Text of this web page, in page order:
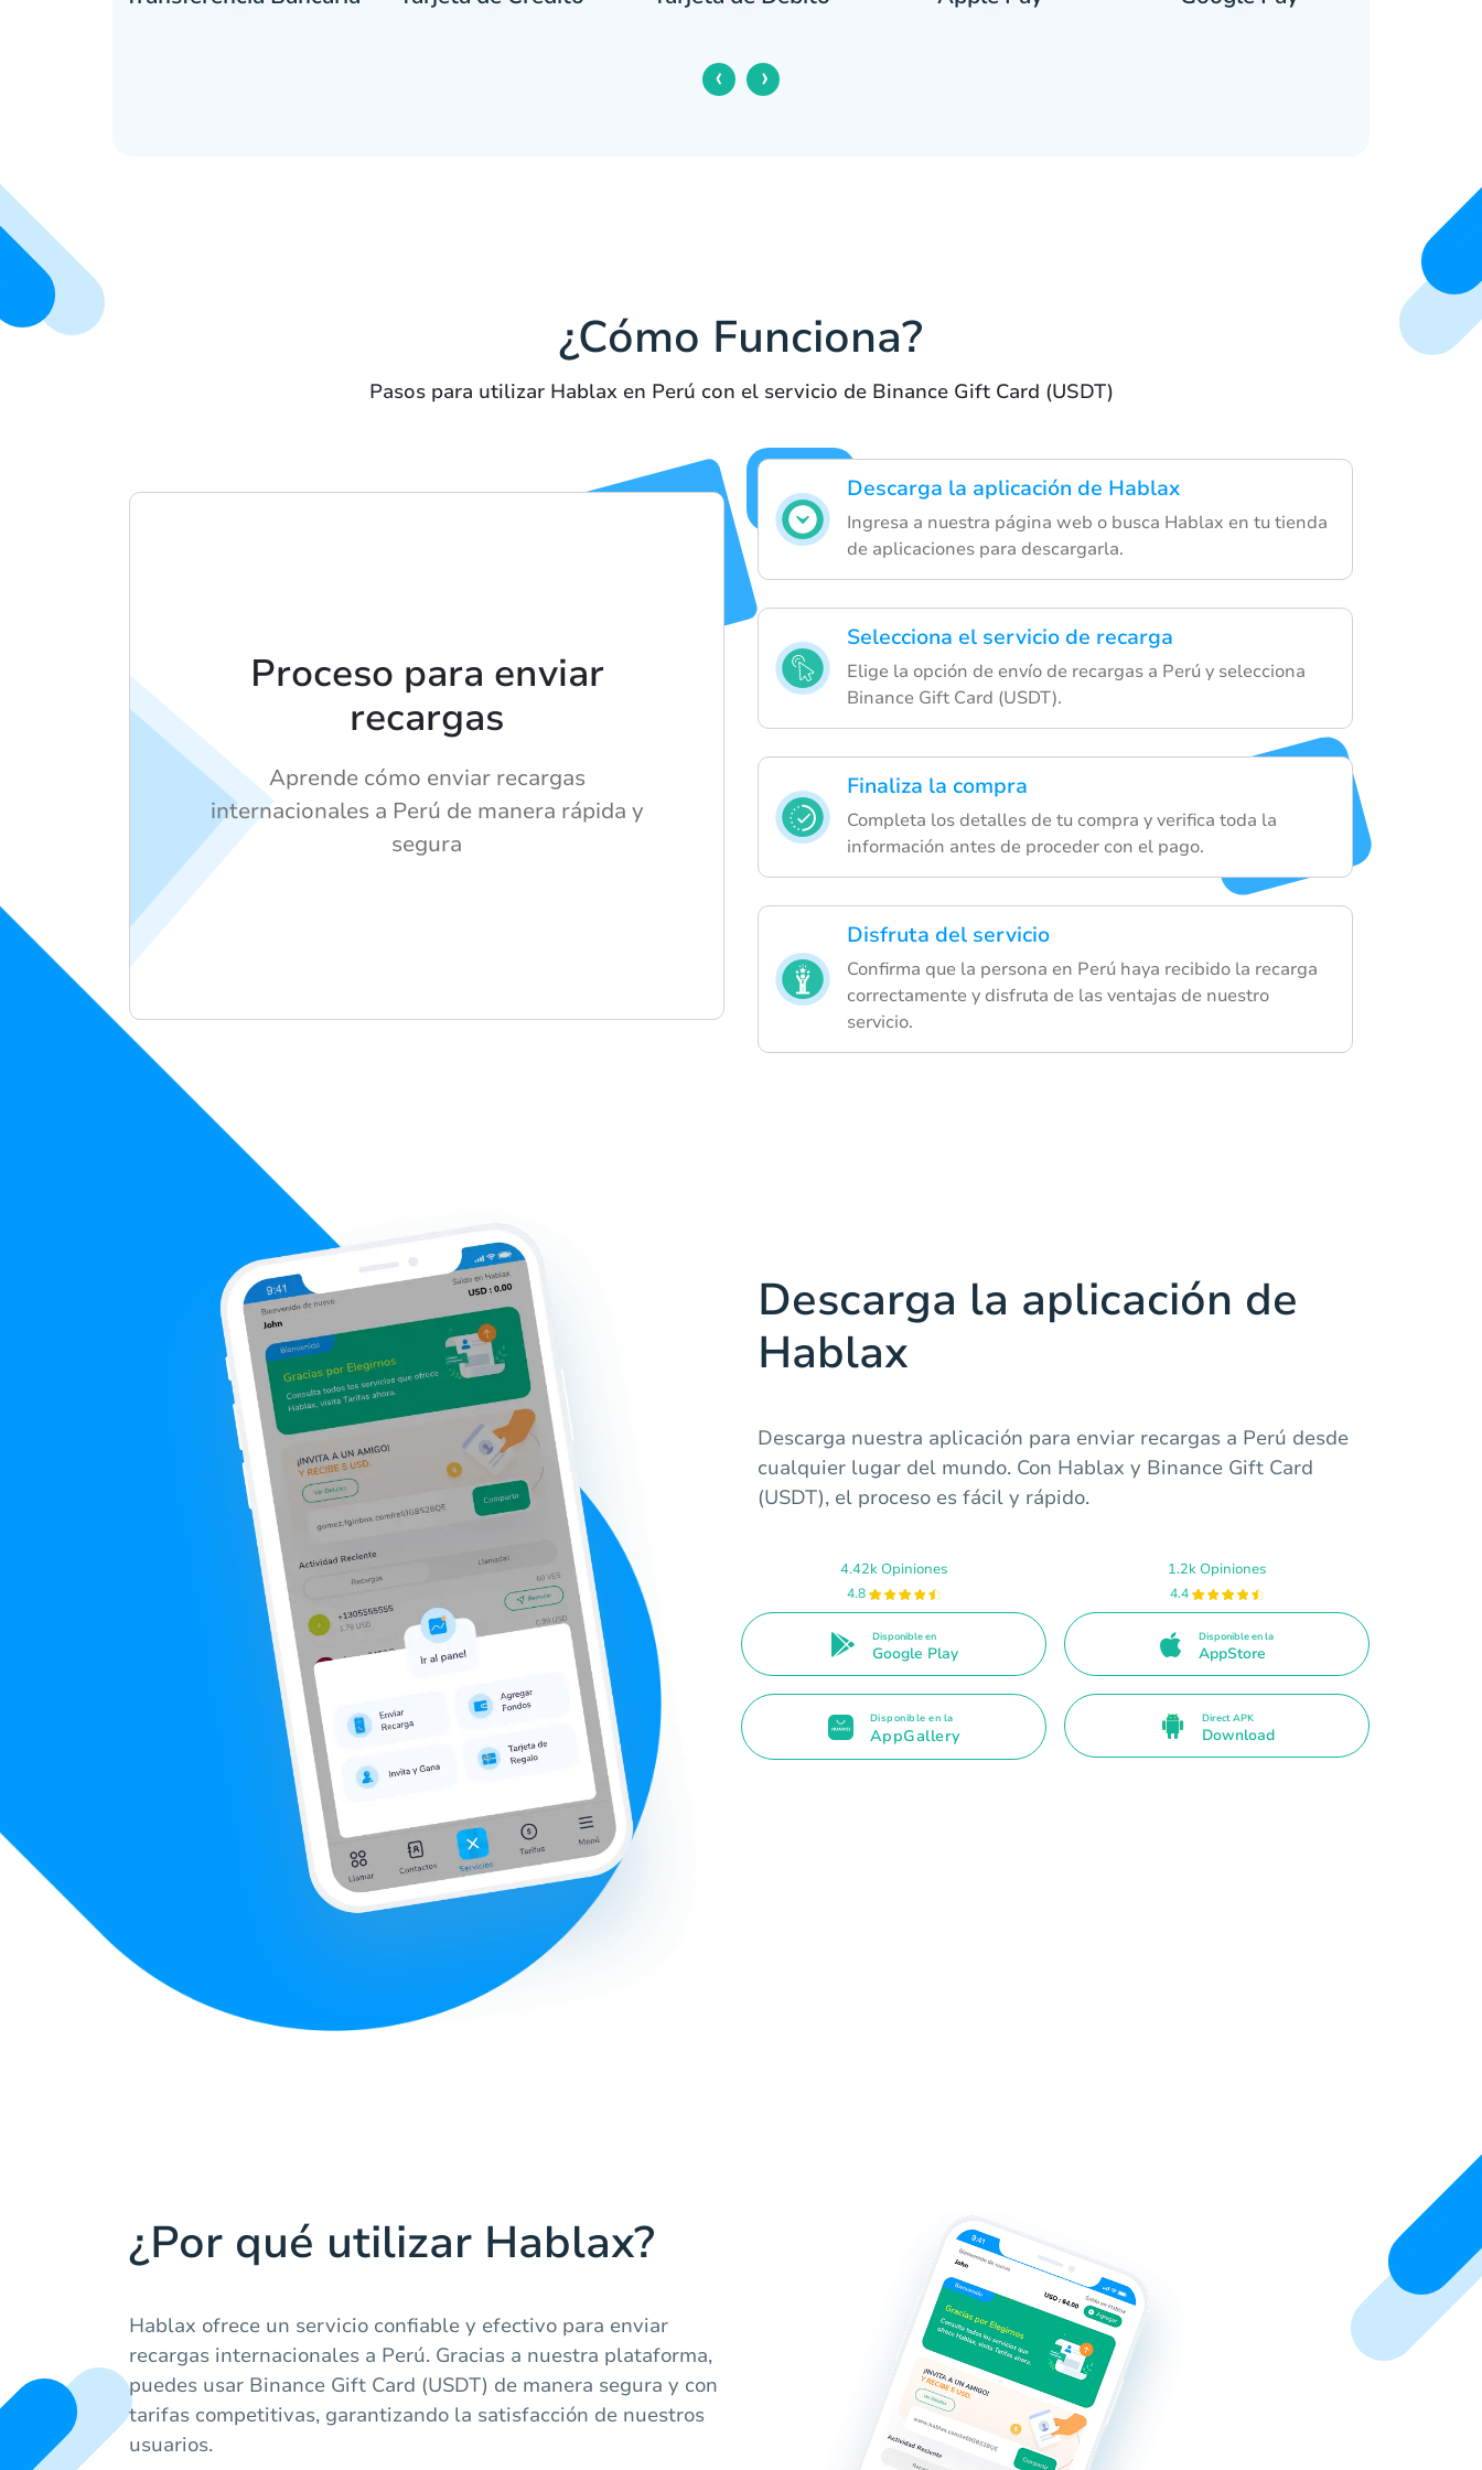
‹ ›
¿Cómo Funciona?
Pasos para utilizar Hablax en Perú con el servicio de Binance Gift Card (USDT)
Descarga la aplicación de Hablax
Ingresa a nuestra página web o busca Hablax en tu tienda
de aplicaciones para descargarla.
Selecciona el servicio de recarga
Elige la opción de envío de recargas a Perú y selecciona
Binance Gift Card (USDT).
Finaliza la compra
Completa los detalles de tu compra y verifica toda la
información antes de proceder con el pago.
Disfruta del servicio
Confirma que la persona en Perú haya recibido la recarga
correctamente y disfruta de las ventajas de nuestro
servicio.
Proceso para enviar
recargas
Aprende cómo enviar recargas
internacionales a Perú de manera rápida y
segura
Descarga la aplicación de
Hablax
Descarga nuestra aplicación para enviar recargas a Perú desde
cualquier lugar del mundo. Con Hablax y Binance Gift Card
(USDT), el proceso es fácil y rápido.
4.42k Opiniones
4.8
Disponible en
Google Play
1.2k Opiniones
4.4
Disponible en la
AppStore
Disponible en la
AppGallery
Direct APK
Download
¿Por qué utilizar Hablax?
Hablax ofrece un servicio confiable y efectivo para enviar
recargas internacionales a Perú. Gracias a nuestra plataforma,
puedes usar Binance Gift Card (USDT) de manera segura y con
tarifas competitivas, garantizando la satisfacción de nuestros
usuarios.